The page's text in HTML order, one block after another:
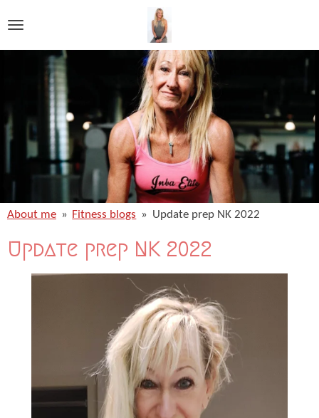
direct
naar
hoofdinhoud
About me » Fitness blogs » Update prep NK 2022
Update prep NK 2022